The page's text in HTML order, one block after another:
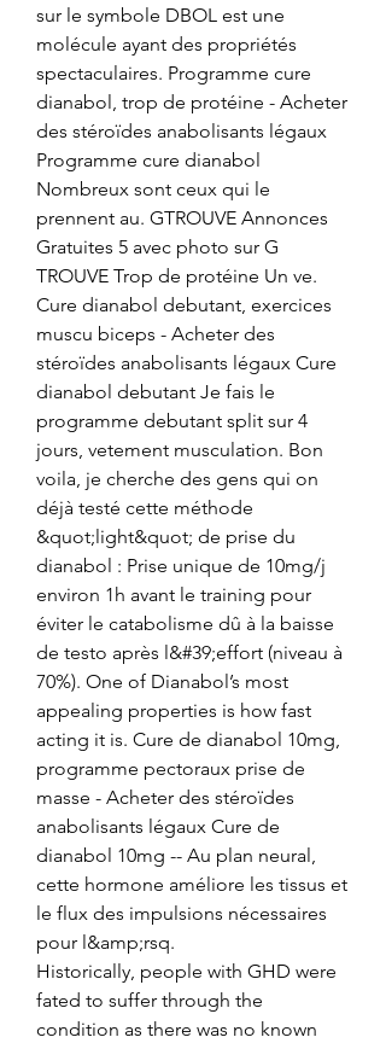
sur le symbole DBOL est une
molécule ayant des propriétés
spectaculaires. Programme cure
dianabol, trop de protéine - Acheter
des stéroïdes anabolisants légaux
Programme cure dianabol
Nombreux sont ceux qui le
prennent au. GTROUVE Annonces
Gratuites 5 avec photo sur G
TROUVE Trop de protéine Un ve.
Cure dianabol debutant, exercices
muscu biceps - Acheter des
stéroïdes anabolisants légaux Cure
dianabol debutant Je fais le
programme debutant split sur 4
jours, vetement musculation. Bon
voila, je cherche des gens qui on
déjà testé cette méthode
&quot;light&quot; de prise du
dianabol : Prise unique de 10mg/j
environ 1h avant le training pour
éviter le catabolisme dû à la baisse
de testo après l&#39;effort (niveau à
70%). One of Dianabol’s most
appealing properties is how fast
acting it is. Cure de dianabol 10mg,
programme pectoraux prise de
masse - Acheter des stéroïdes
anabolisants légaux Cure de
dianabol 10mg -- Au plan neural,
cette hormone améliore les tissus et
le flux des impulsions nécessaires
pour l&amp;rsq.
Historically, people with GHD were
fated to suffer through the
condition as there was no known